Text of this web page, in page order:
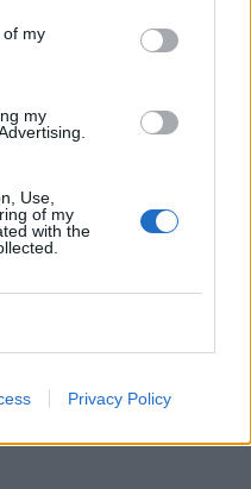
of my
my
Use,
of my
with the
Privacy Policy
Αιγαίο: Πέντε
τρία τουρκικά
επανδρωμένα